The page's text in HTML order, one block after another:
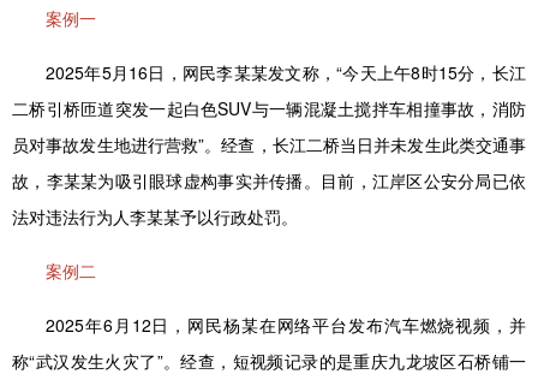
案例一
2025年5月16日，网民李某某发文称，“今天上午8时15分，长江
二桥引桥匝道突发一起白色SUV与一辆混凝土搅拌车相撞事故，消防
员对事故发生地进行营救”。经查，长江二桥当日并未发生此类交通事
故，李某某为吸引眼球虚构事实并传播。目前，江岸区公安分局已依
法对违法行为人李某某予以行政处罚。
案例二
2025年6月12日，网民杨某在网络平台发布汽车燃烧视频，并
称“武汉发生火灾了”。经查，短视频记录的是重庆九龙坡区石桥铺一